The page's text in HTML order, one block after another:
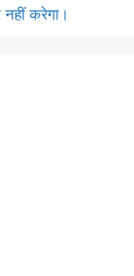
नहीं करेगा।